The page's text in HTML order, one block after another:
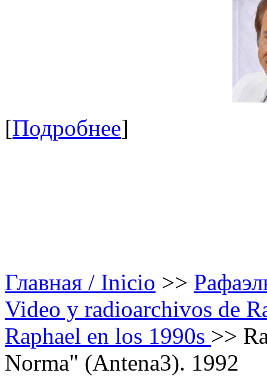
[Подробнее]
Главная / Inicio >>
Video y radioarchivos de
Raphael en los 1990s >>
Norma" (Antena3). 1992